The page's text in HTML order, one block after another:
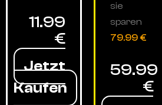
11.99
€
Jetzt
Kaufen
sie
sparen
79.99 €
59.99
€